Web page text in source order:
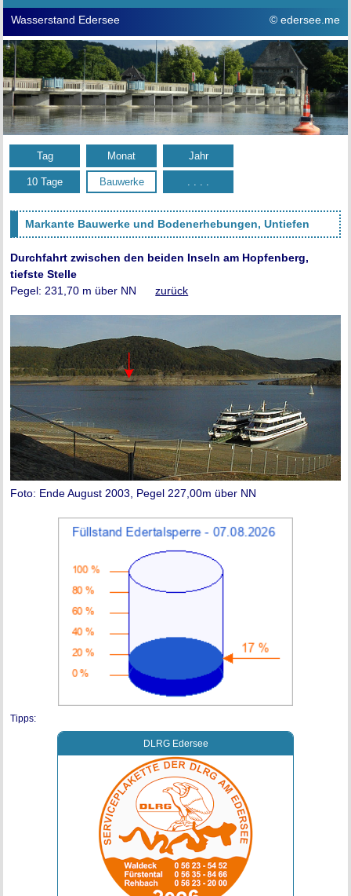
Wasserstand Edersee © edersee.me
Tag Monat Jahr
10 Tage Bauwerke . . . .
Markante Bauwerke und Bodenerhebungen, Untiefen
Durchfahrt zwischen den beiden Inseln am Hopfenberg,
tiefste Stelle
Pegel: 231,70 m über NNzurück
Foto: Ende August 2003, Pegel 227,00m über NN
Tipps:
DLRG Edersee